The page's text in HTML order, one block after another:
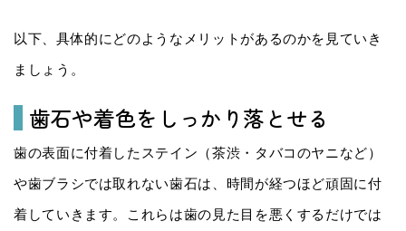
以下、具体的にどのようなメリットがあるのかを見ていき
ましょう。
歯石や着色をしっかり落とせる
歯の表面に付着したステイン（茶渋・タバコのヤニなど）
や歯ブラシでは取れない歯石は、時間が経つほど頑固に付
着していきます。これらは歯の見た目を悪くするだけでは